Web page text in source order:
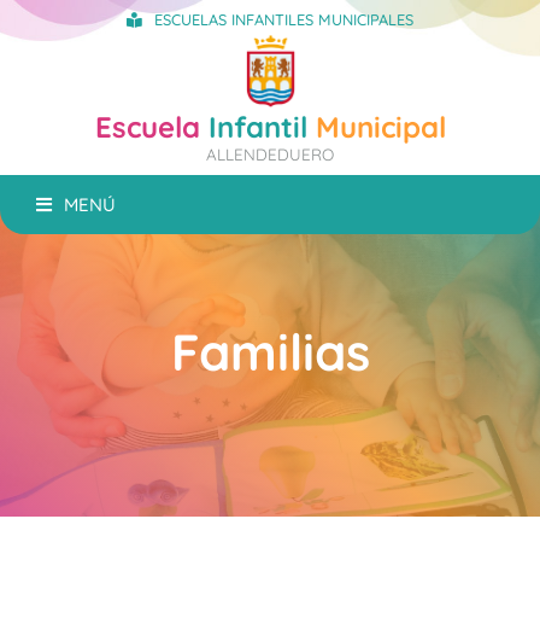
ESCUELAS INFANTILES MUNICIPALES
Escuela Infantil Municipal
ALLENDEDUERO
MENÚ
Familias